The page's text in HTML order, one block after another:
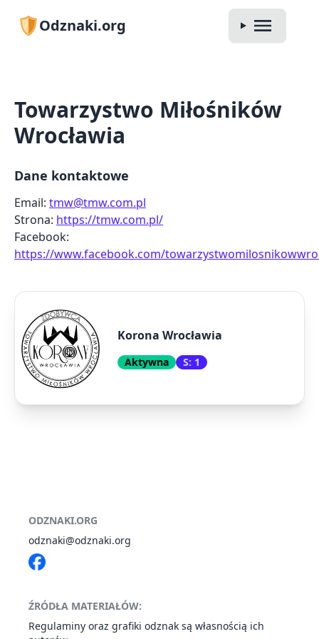
Odznaki.org
Towarzystwo Miłośników
Wrocławia
Dane kontaktowe
Email: tmw@tmw.com.pl
Strona: https://tmw.com.pl/
Facebook:
https://www.facebook.com/
Korona Wrocławia
Aktywna S: 1
ODZNAKI.ORG
odznaki@odznaki.org
ŹRÓDŁA MATERIAŁÓW:
Regulaminy oraz grafiki odznak są własnością ich